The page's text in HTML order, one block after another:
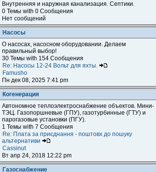
Внутренняя и наружная канализация. Септики.
0 Темы with 0 Сообщения
Нет сообщений
Насосы
О насосах, насосном оборудовании. Делаем
правильный выбор!
30 Темы with 154 Сообщения
Re: Насосы 12-24 Вольт для яхты.
Famusho
Пн дек 08, 2025 7:41 pm
Когенерация
Автономное теплоэлектроснабжение объектов. Мини-
ТЭЦ. Газопоршневые (ГПУ), газотурбинные (ГТУ) и
парогазовые установки (ПГУ).
1 Темы with 7 Сообщения
Re: Плата за приєднання - поштовх до пошуку
альтернативи
Cassinut
Вт апр 24, 2018 12:22 pm
Газоснабжение